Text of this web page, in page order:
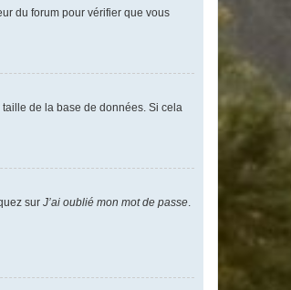
du forum pour vérifier que vous
de la base de données. Si cela
sur J’ai oublié mon mot de passe.